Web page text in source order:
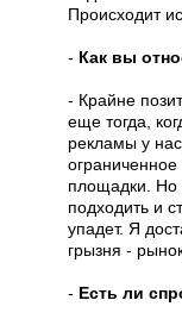
Происходит
- Как вы
- Крайне
еще тогда,
рекламы у
площадки. Но
подходить и
упадет. Я
грызня -
- Есть ли